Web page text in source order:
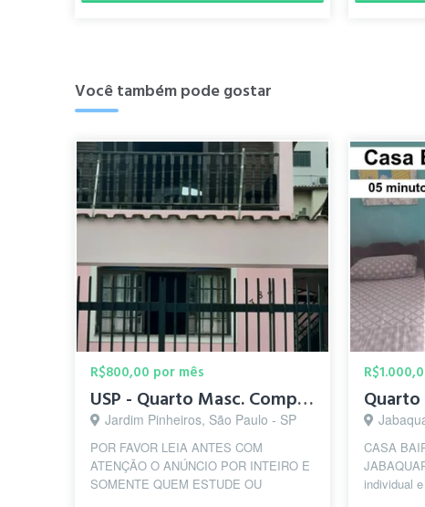
Você também pode gostar
R$800,00 por mês
USP - Quarto Masc. Compartilhado Jd. Bonfiglioli - Butantã
Jardim Pinheiros, São Paulo - SP
POR FAVOR LEIA ANTES COM
ATENÇÃO O ANÚNCIO POR INTEIRO E
SOMENTE QUEM ESTUDE OU
CASA
individual